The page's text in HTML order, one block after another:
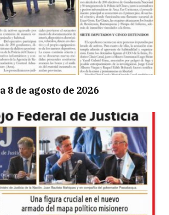
8 de agosto de 2026